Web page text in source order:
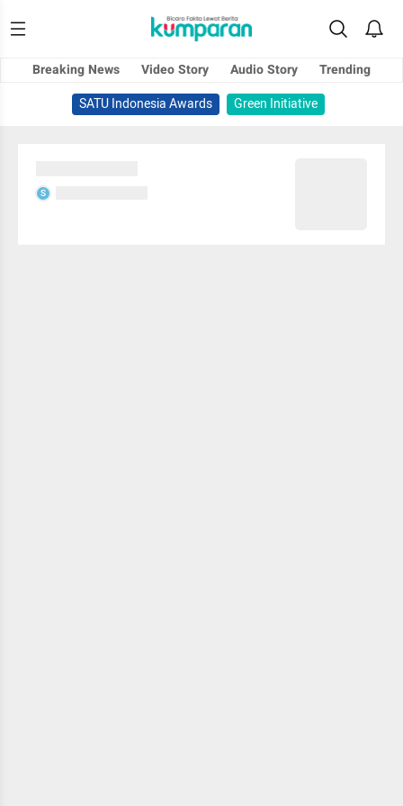
Breaking News Video Story Audio Story
Trending
SATU Indonesia Awards
Green Initiative
S